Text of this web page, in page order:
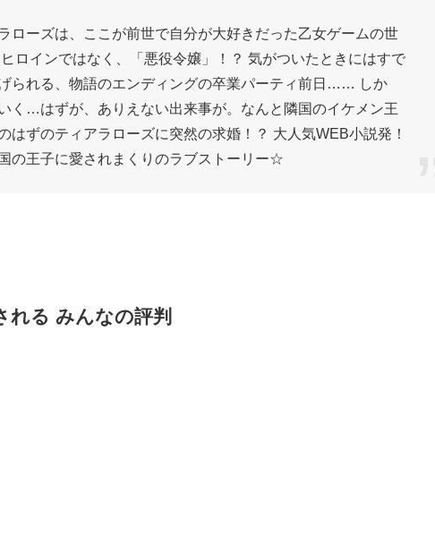
ローズは、ここが前世で自分が大好きだった乙女ゲームの世
ロインではなく、「悪役令嬢」！？ 気がついたときにはすで
られる、物語のエンディングの卒業パーティ前日…… しか
く…はずが、ありえない出来事が。なんと隣国のイケメン王
はずのティアラローズに突然の求婚！？ 大人気WEB小説発！
の王子に愛されまくりのラブストーリー☆
れる みんなの評判